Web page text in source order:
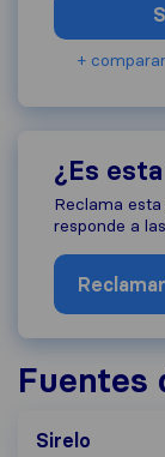
+
¿Es
Reclama
responde a
Fuentes
Sirelo